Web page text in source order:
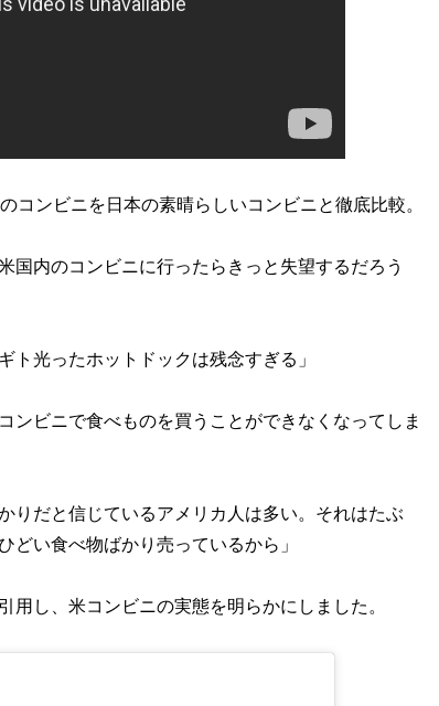
ンビニを日本の素晴らしいコンビニと徹底比較。
国内のコンビニに行ったらきっと失望するだろう
ト光ったホットドックは残念すぎる」
ンビニで食べものを買うことができなくなってしま
りだと信じているアメリカ人は多い。それはたぶ
どい食べ物ばかり売っているから」
し、米コンビニの実態を明らかにしました。